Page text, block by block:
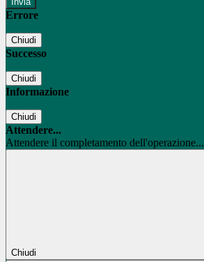
Errore
Chiudi
Successo
Chiudi
Informazione
Chiudi
Attendere...
Attendere il completamento dell'operazione...
Chiudi